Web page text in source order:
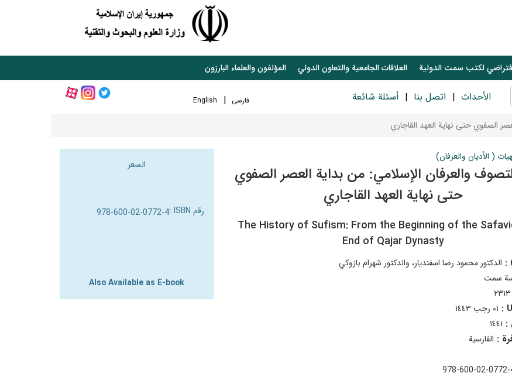
لكتب سمت الدولية العلاقات الجامعیة والتعاون الدولي المؤلفون والعلماء البارزون
فارسی English الأحداث اتصل بنا أسئلة شائعة
الصفوي حتى نهاية العهد القاجاري
( الأديان والعرفان)
والعرفان الإسلامي: من بداية العصر الصفوي
حتى نهاية العهد القاجاري
The History of Sufism: From the Beginning of the
End of Qajar Dynasty
: الدكتور محمود رضا اسفنديار، والدكتور شهرام بازوكي
سمت
٢٣١٣
٠١ رجب ١٤٤٣
: ١٤٤١
: الفارسية
978-600-02-
السعر
رقم ISBN : 978-600-02-0772-4
Also Available as E-book